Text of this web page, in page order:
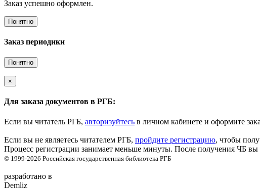
Заказ успешно оформлен.
Понятно
Заказ периодики
Понятно
×
Для заказа документов в РГБ:
Если вы читатель РГБ, авторизуйтесь в личном кабинете и оформите
Если вы не являетесь читателем РГБ, пройдите регистрацию, чтобы
Процесс регистрации занимает меньше минуты. После получения ЧБ вы
© 1999-2026 Российская государственная библиотека РГБ
разработано в
Demliz